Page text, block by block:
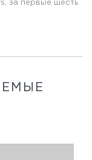
за первые шесть